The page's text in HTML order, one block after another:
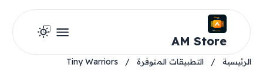
AM Store
الرئيسية / التطبيقات المتوفرة /
Tiny Warriors